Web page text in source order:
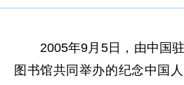
2005年9月 5日 ，由中国
图书馆共同举办的纪念中国